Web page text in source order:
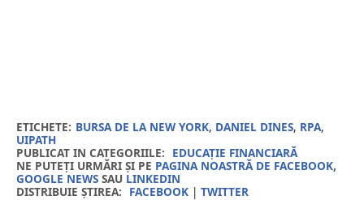
ETICHETE: BURSA DE LA NEW YORK, DANIEL DINES, RPA,
UIPATH
PUBLICAT IN CATEGORIILE: EDUCAȚIE FINANCIARĂ
NE PUTEȚI URMĂRI ȘI PE PAGINA NOASTRĂ DE FACEBOOK,
GOOGLE NEWSSAU LINKEDIN
DISTRIBUIE ȘTIREA: FACEBOOK| TWITTER